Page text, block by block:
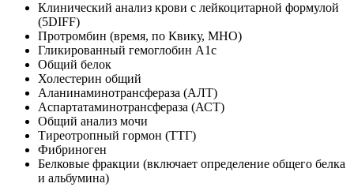
Клинический анализ крови с лейкоцитарной формулой
(5DIFF)
Протромбин (время, по Квику, МНО)
Гликированный гемоглобин А1с
Общий белок
Холестерин общий
Аланинаминотрансфераза (АЛТ)
Аспартатаминотрансфераза (АСТ)
Общий анализ мочи
Тиреотропный гормон (ТТГ)
Фибриноген
Белковые фракции (включает определение общего белка
и альбумина)